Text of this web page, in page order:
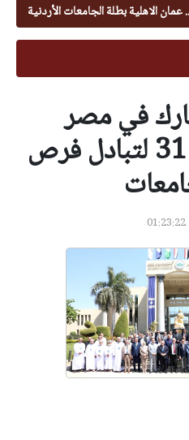
بطلة الجامعات الأردنية في
في مصر
بالملتقى العربي 31 لتبادل فرص